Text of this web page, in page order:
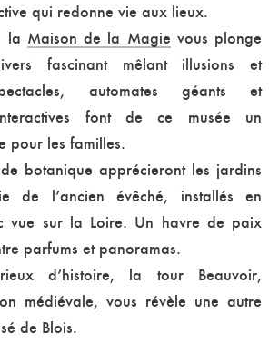
qui redonne vie aux lieux.
la Maison de la Magie vous plonge
fascinant mêlant illusions et
automates géants et
font de ce musée un
pour les familles.
botanique apprécieront les jardins
de l’ancien évêché, installés en
vue sur la Loire. Un havre de paix
parfums et panoramas.
d’histoire, la tour Beauvoir,
médiévale, vous révèle une autre
de Blois.